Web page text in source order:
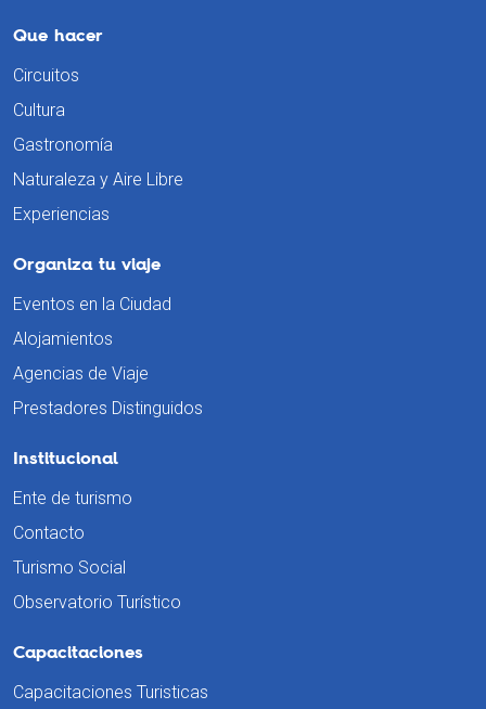
Que hacer
Circuitos
Cultura
Gastronomía
Naturaleza y Aire Libre
Experiencias
Organiza tu viaje
Eventos en la Ciudad
Alojamientos
Agencias de Viaje
Prestadores Distinguidos
Institucional
Ente de turismo
Contacto
Turismo Social
Observatorio Turístico
Capacitaciones
Capacitaciones Turisticas